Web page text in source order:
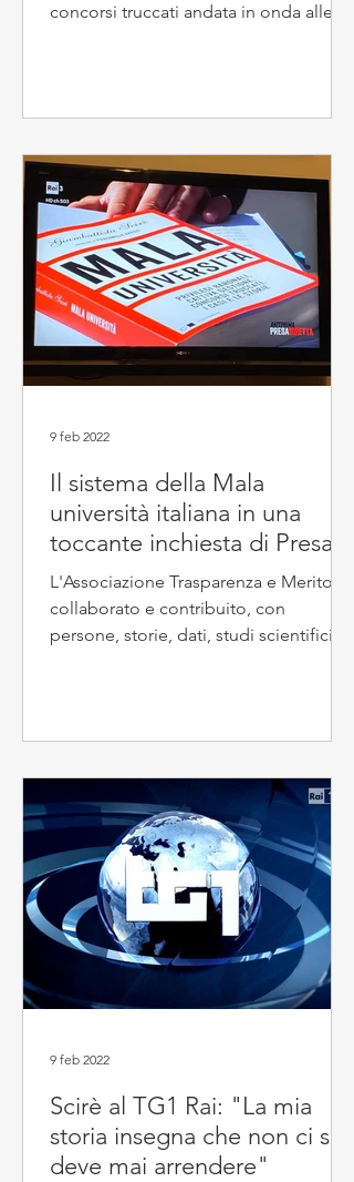
concorsi truccati andata in onda alle
Il sistema della Mala
università italiana in una
toccante inchiesta di Presa
Diretta su Rai Tre
L'Associazione Trasparenza e Merito ha
collaborato e contribuito, con
persone, storie, dati, studi scientifici,
9 feb 2022
Scirè al TG1 Rai: "La mia
storia insegna che non ci si
deve mai arrendere"
9 feb 2022